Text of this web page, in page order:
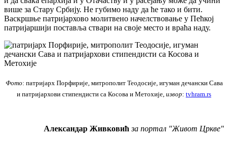
више за Стару Србију. Не губимо наду да ће тако и бити.
Васкршње патријархово молитвено начелствовање у Пећкој
патријаршији поставља ствари на своје место и враћа наду.
Фото: патријарх Порфирије, митрополит Теодосије, игуман дечански Сава
и патријархови стипендисти са Косова и Метохије, извор: tvhram.rs
Aлександар Живковић за портал "Живот Цркве"